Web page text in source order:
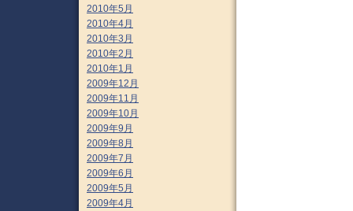
2010年5月
2010年4月
2010年3月
2010年2月
2010年1月
2009年12月
2009年11月
2009年10月
2009年9月
2009年8月
2009年7月
2009年6月
2009年5月
2009年4月